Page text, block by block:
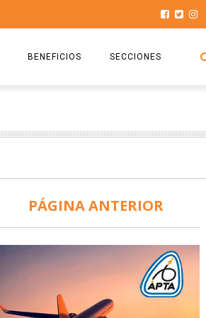
BENEFICIOS
COMISIÓN
DOCUMENTOS
SEGURO DE SEPELIOS
SECCIONES
HISTORIAS DE LUCHA
TURISMO Y RECREACIÓN
PÁGINA ANTERIOR